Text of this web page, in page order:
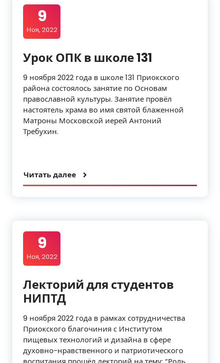
9
Ноя, 2022
Урок ОПК в школе 131
9 ноября 2022 года в школе 131 Приокского
района состоялось занятие по Основам
православной культуры. Занятие провёл
настоятель храма во имя святой блаженной
Матроны Московской иерей Антоний
Требухин.
Читать далее
9
Ноя, 2022
Лекторий для студентов
НИПТД
9 ноября 2022 года в рамках сотрудничества
Приокского благочиния с Институтом
пищевых технологий и дизайна в сфере
духовно-нравственного и патриотического